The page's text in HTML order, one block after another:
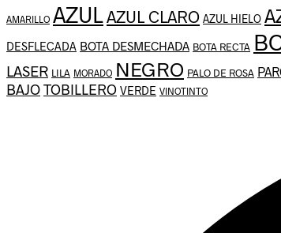
AMARILLO AZULAZUL CLARO AZUL HIELO
DESFLECADA BOTA DESMECHADA BOTA RECTA
LASER LILA MORADO NEGRO PALO DE ROSA
BAJOTOBILLERO VERDE VINOTINTO